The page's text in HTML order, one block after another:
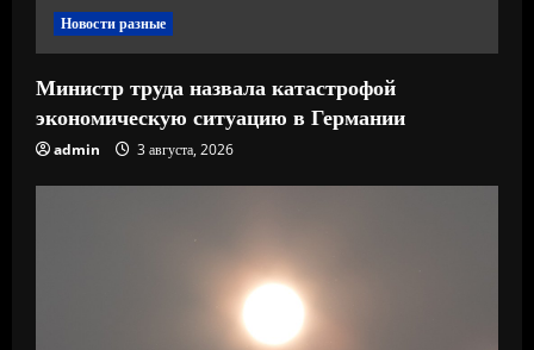
Новости разные
Министр труда назвала катастрофой
экономическую ситуацию в Германии
admin 3 августа, 2026